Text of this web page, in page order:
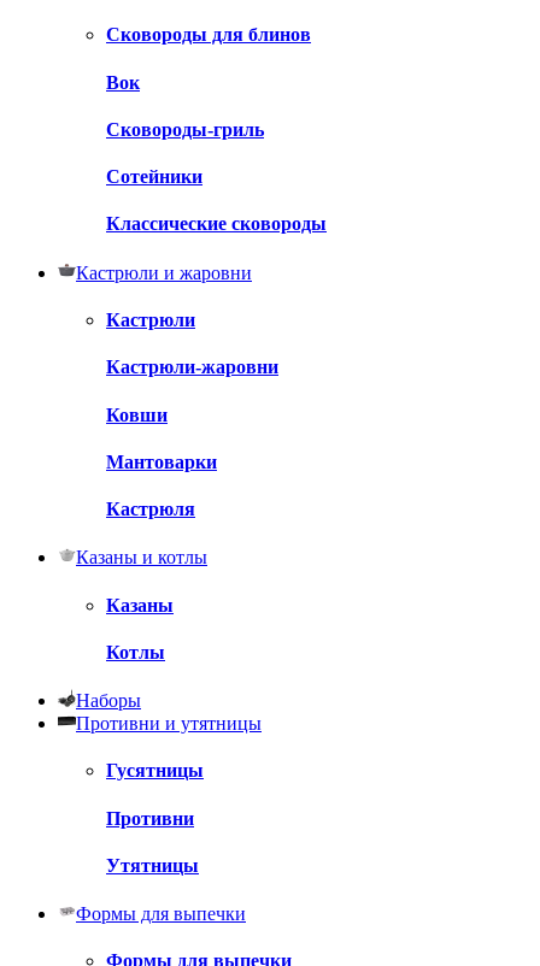
Сковороды для блинов
Вок
Сковороды-гриль
Сотейники
Классические сковороды
Кастрюли и жаровни
Кастрюли
Кастрюли-жаровни
Ковши
Мантоварки
Кастрюля
Казаны и котлы
Казаны
Котлы
Наборы
Противни и утятницы
Гусятницы
Противни
Утятницы
Формы для выпечки
Формы для выпечки